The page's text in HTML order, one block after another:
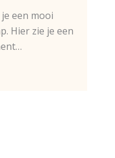
je een mooi
Hier zie je een